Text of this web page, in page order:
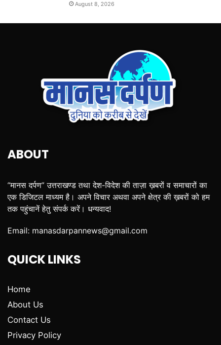
August 8, 2026
ABOUT
“मानस दर्पण” उत्तराखण्ड तथा देश-विदेश की ताज़ा ख़बरों व समाचारों का
एक डिजिटल माध्यम है। अपने विचार अथवा अपने क्षेत्र की ख़बरों को हम
तक पहुंचानें हेतु संपर्क करें। धन्यवाद!
Email: manasdarpannews@gmail.com
QUICK LINKS
Home
About Us
Contact Us
Privacy Policy